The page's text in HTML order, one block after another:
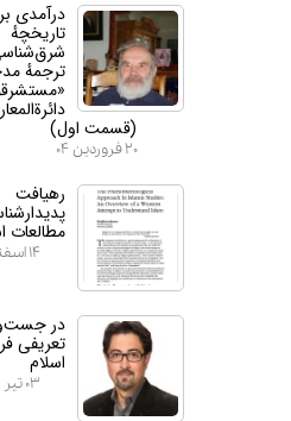
درآمدی بر
تاریخچهٔ
ترجمهٔ
(قسمت اول)
۲۰ فروردین ۰۴
رهیافت
مطالعات
۱۴ اسفند ۰۳
در
تعریفی
اسلام
۰۳ تیر ۰۳